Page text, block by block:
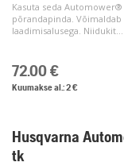
Kasuta seda
põrandapinda.
laadimisalusega. Niidukit...
72.00 €
Kuumakse al.: 2 €
Husqvarna
tk